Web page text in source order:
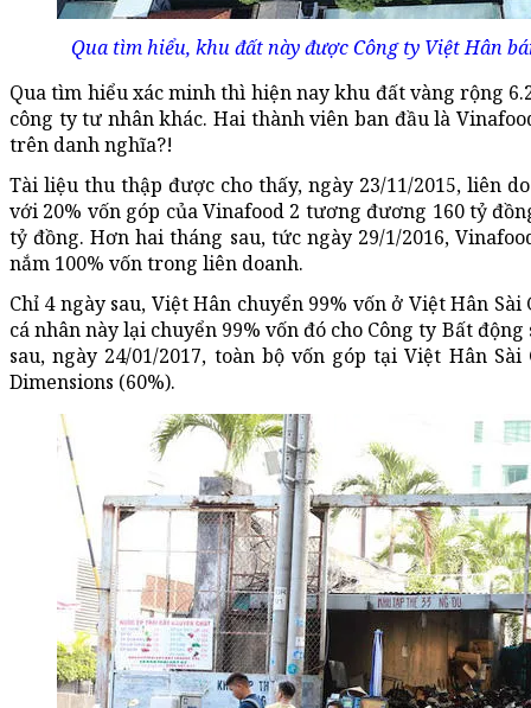
Qua tìm hiểu, khu đất này được Công ty Việt Hân
Qua tìm hiểu xác minh thì hiện nay khu đất vàng rộng
công ty tư nhân khác. Hai thành viên ban đầu là
trên danh nghĩa?!
Tài liệu thu thập được cho thấy, ngày 23/11/2015, liên
với 20% vốn góp của Vinafood 2 tương đương 160 tỷ
tỷ đồng. Hơn hai tháng sau, tức ngày 29/1/2016,
nắm 100% vốn trong liên doanh.
Chỉ 4 ngày sau, Việt Hân chuyển 99% vốn ở Việt Hân Sài
cá nhân này lại chuyển 99% vốn đó cho Công ty Bất
sau, ngày 24/01/2017, toàn bộ vốn góp tại Việt Hân
Dimensions (60%).